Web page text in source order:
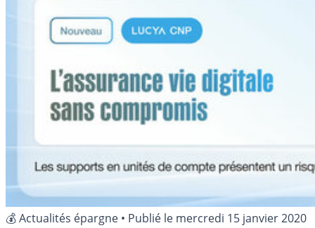
💰 Actualités épargne • Publié le mercredi 15 janvier 2020